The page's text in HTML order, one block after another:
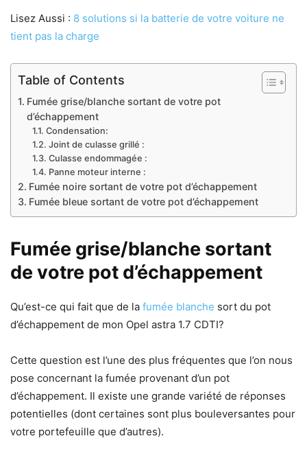
Lisez Aussi : 8 solutions si la batterie de votre voiture ne
tient pas la charge
Table of Contents
Fumée grise/blanche sortant de votre pot
d’échappement
Condensation:
Joint de culasse grillé :
Culasse endommagée :
Panne moteur interne :
Fumée noire sortant de votre pot d’échappement
Fumée bleue sortant de votre pot d’échappement
Fumée grise/blanche sortant
de votre pot d’échappement
Qu’est-ce qui fait que de la fumée blanche sort du pot
d’échappement de mon Opel astra 1.7 CDTI?
Cette question est l’une des plus fréquentes que l’on nous
pose concernant la fumée provenant d’un pot
d’échappement. Il existe une grande variété de réponses
potentielles (dont certaines sont plus bouleversantes pour
votre portefeuille que d’autres).